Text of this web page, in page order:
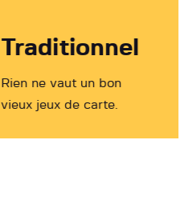
Traditionnel
Rien ne vaut un bon
vieux jeux de carte.